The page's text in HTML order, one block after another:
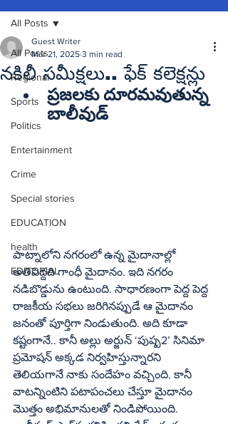
All Posts
Regional
Sports
Politics
Entertainment
Crime
Special stories
EDUCATION
health
EDITORIAL
All Posts
నకిలీ సమీక్షలు.. ఫేక్‌ కలెక్షన్లు
Guest Writer
Mar 21, 2025 3 min read
ప్రజలకు దూరమవుతున్న
పాట్నాలోని నగరంలో ఉన్న మైదానాల్లో
అతిపెద్దది గాంధీ మైదానం. ఇది నగరం
నడిబొడ్డును ఉంటుంది. సాధారణంగా పెద్ద పెద్ద
రాజకీయ సభలు జరిగినప్పుడే ఆ మైదానం
జనంతో పూర్తిగా నిండుతుంది. అది కూడా
కష్టంగానే.. కానీ అల్లు అర్జున్‌ ‘పుష్ప2’ సినిమా
ప్రమోషన్‌ అక్కడ నిర్వహిస్తున్నారని
తెలియగానే నాకు సందేహం వచ్చింది. కానీ
వాటన్నింటిని పటాపంచలు చేస్తూ మైదానం
మొత్తం అభిమానులతో నిండిపోయింది.